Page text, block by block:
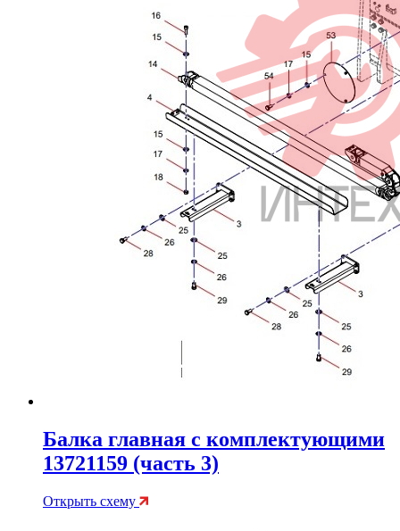
Балка главная с комплектующими
13721159 (часть 3)
Открыть схему